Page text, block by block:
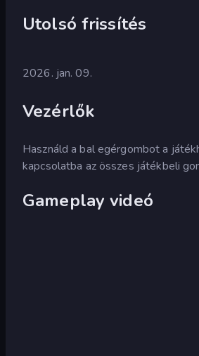
Utolsó frissítés
2026. jan. 09.
Vezérlők
Használd a bal egérgombot a
kapcsolatba az összes játékbeli
Gameplay videó